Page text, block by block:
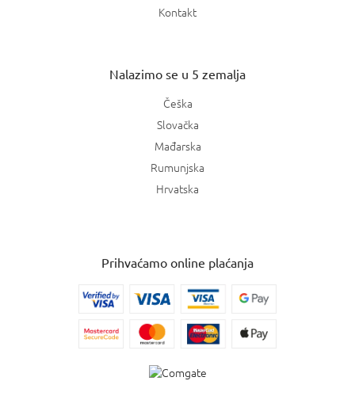
Kontakt
Nalazimo se u 5 zemalja
Češka
Slovačka
Mađarska
Rumunjska
Hrvatska
Prihvaćamo online plaćanja